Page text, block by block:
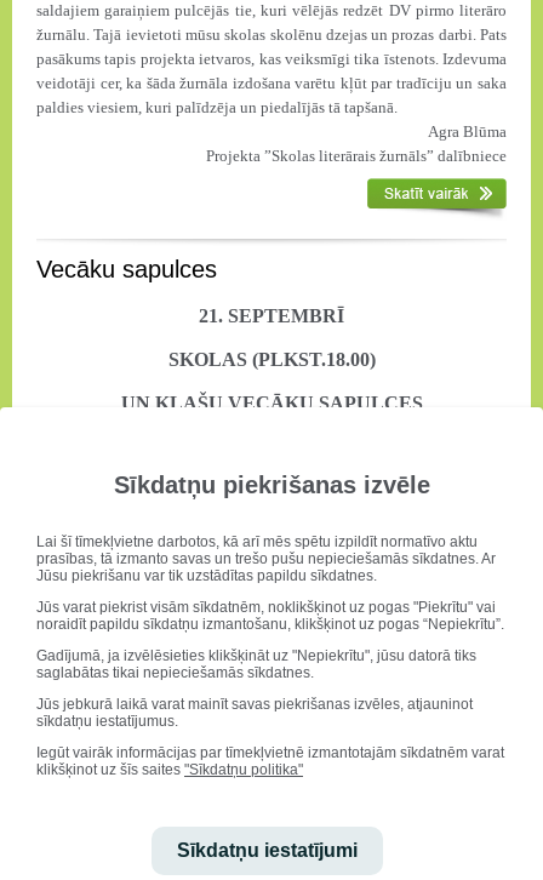
Sīkdatņu piekrišanas izvēle
Lai šī tīmekļvietne darbotos, kā arī mēs spētu izpildīt normatīvo aktu
prasības, tā izmanto savas un trešo pušu nepieciešamās sīkdatnes. Ar
Jūsu piekrišanu var tik uzstādītas papildu sīkdatnes.
Jūs varat piekrist visām sīkdatnēm, noklikšķinot uz pogas "Piekrītu" vai
noraidīt papildu sīkdatņu izmantošanu, klikšķinot uz pogas “Nepiekrītu”.
Gadījumā, ja izvēlēsieties klikšķināt uz "Nepiekrītu", jūsu datorā tiks
saglabātas tikai nepieciešamās sīkdatnes.
Jūs jebkurā laikā varat mainīt savas piekrišanas izvēles, atjauninot
sīkdatņu iestatījumus.
Iegūt vairāk informācijas par tīmekļvietnē izmantotajām sīkdatnēm varat
klikšķinot uz šīs saites "Sīkdatņu politika"
Sīkdatņu iestatījumi
saldajiem garaiņiem pulcējās tie, kuri vēlējās redzēt DV pirmo literāro
žurnālu. Tajā ievietoti mūsu skolas skolēnu dzejas un prozas darbi. Pats
pasākums tapis projekta ietvaros, kas veiksmīgi tika īstenots. Izdevuma
veidotāji cer, ka šāda žurnāla izdošana varētu kļūt par tradīciju un saka
paldies viesiem, kuri palīdzēja un piedalījās tā tapšanā.
Agra Blūma
Projekta ”Skolas literārais žurnāls” dalībniece
Vecāku sapulces
21. SEPTEMBRĪ
SKOLAS (PLKST.18.00)
UN KLAŠU VECĀKU SAPULCES
10.d klase, audzinātāja Līga Kaļišuka
Barakovska Marta
Doniņa Žaklīna
Džeriņa Madara
Gončarova Annija
Grulle Agnija
Janševskis Inguss
Kadiķe Marta
Kislins Klāvs